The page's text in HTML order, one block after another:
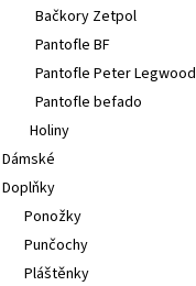
Bačkory Zetpol
Pantofle BF
Pantofle Peter Legwood
Pantofle befado
Holiny
Dámské
Doplňky
Ponožky
Punčochy
Pláštěnky